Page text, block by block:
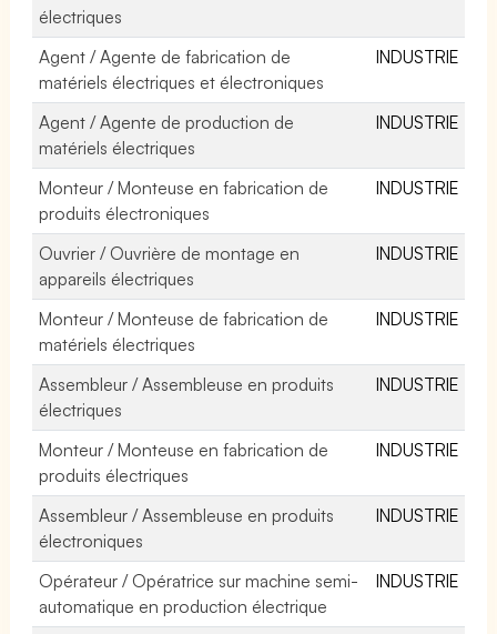
électriques
Agent / Agente de fabrication de
matériels électriques et électroniques
INDUSTRIE
Agent / Agente de production de
matériels électriques
INDUSTRIE
Monteur / Monteuse en fabrication de
produits électroniques
INDUSTRIE
Ouvrier / Ouvrière de montage en
appareils électriques
INDUSTRIE
Monteur / Monteuse de fabrication de
matériels électriques
INDUSTRIE
Assembleur / Assembleuse en produits
électriques
INDUSTRIE
Monteur / Monteuse en fabrication de
produits électriques
INDUSTRIE
Assembleur / Assembleuse en produits
électroniques
INDUSTRIE
Opérateur / Opératrice sur machine semi-
automatique en production électrique
INDUSTRIE